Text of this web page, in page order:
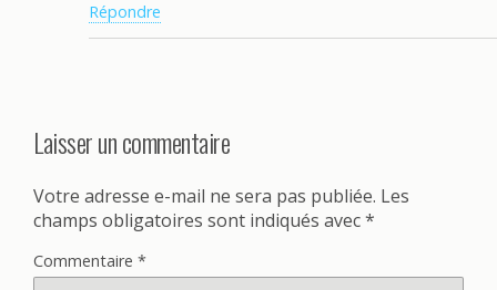
Répondre
Laisser un commentaire
Votre adresse e-mail ne sera pas publiée. Les
champs obligatoires sont indiqués avec*
Commentaire *